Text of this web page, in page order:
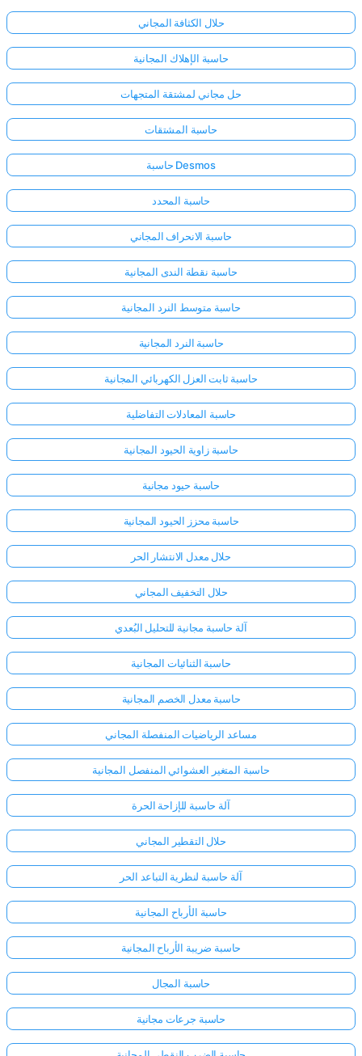
حلال الكثافة المجاني
حاسبة الإهلاك المجانية
حل مجاني لمشتقة المتجهات
حاسبة المشتقات
حاسبة Desmos
حاسبة المحدد
حاسبة الانحراف المجاني
حاسبة نقطة الندى المجانية
حاسبة متوسط النرد المجانية
حاسبة النرد المجانية
حاسبة ثابت العزل الكهربائي المجانية
حاسبة المعادلات التفاضلية
حاسبة زاوية الحيود المجانية
حاسبة حيود مجانية
حاسبة محزز الحيود المجانية
حلال معدل الانتشار الحر
حلال التخفيف المجاني
آلة حاسبة مجانية للتحليل البُعدي
حاسبة الثنائيات المجانية
حاسبة معدل الخصم المجانية
مساعد الرياضيات المنفصلة المجاني
حاسبة المتغير العشوائي المنفصل المجانية
آلة حاسبة للإزاحة الحرة
حلال التقطير المجاني
آلة حاسبة لنظرية التباعد الحر
حاسبة الأرباح المجانية
حاسبة ضريبة الأرباح المجانية
حاسبة المجال
حاسبة جرعات مجانية